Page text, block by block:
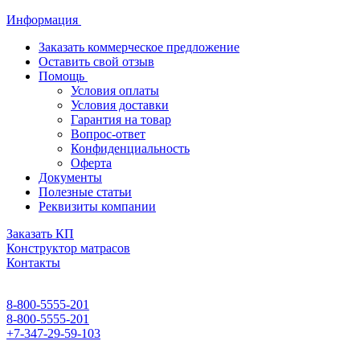
Информация
Заказать коммерческое предложение
Оставить свой отзыв
Помощь
Условия оплаты
Условия доставки
Гарантия на товар
Вопрос-ответ
Конфиденциальность
Оферта
Документы
Полезные статьи
Реквизиты компании
Заказать КП
Конструктор матрасов
Контакты
8-800-5555-201
8-800-5555-201
+7-347-29-59-103